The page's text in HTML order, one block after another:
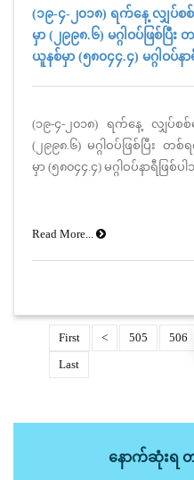
(၁၉-၄-၂၀၁၈) ရက်နေ့ လျှပ်
မှာ (၂၉၉၈.၆) မဂ္ဂါဝပ်ဖြစ်
ယူနစ်မှာ (၅၈၀၄၄.၄) မဂ္ဂါဝပ်န
(၁၉-၄-၂၀၁၈) ရက်နေ့ လျှပ်
(၂၉၉၈.၆) မဂ္ဂါဝပ်ဖြစ်ပြီး
မှာ (၅၈၀၄၄.၄) မဂ္ဂါဝပ်နာရီဖြစ်ပ
Read More...
First < 505 506
Last
နောက်ဆုံးရ တ